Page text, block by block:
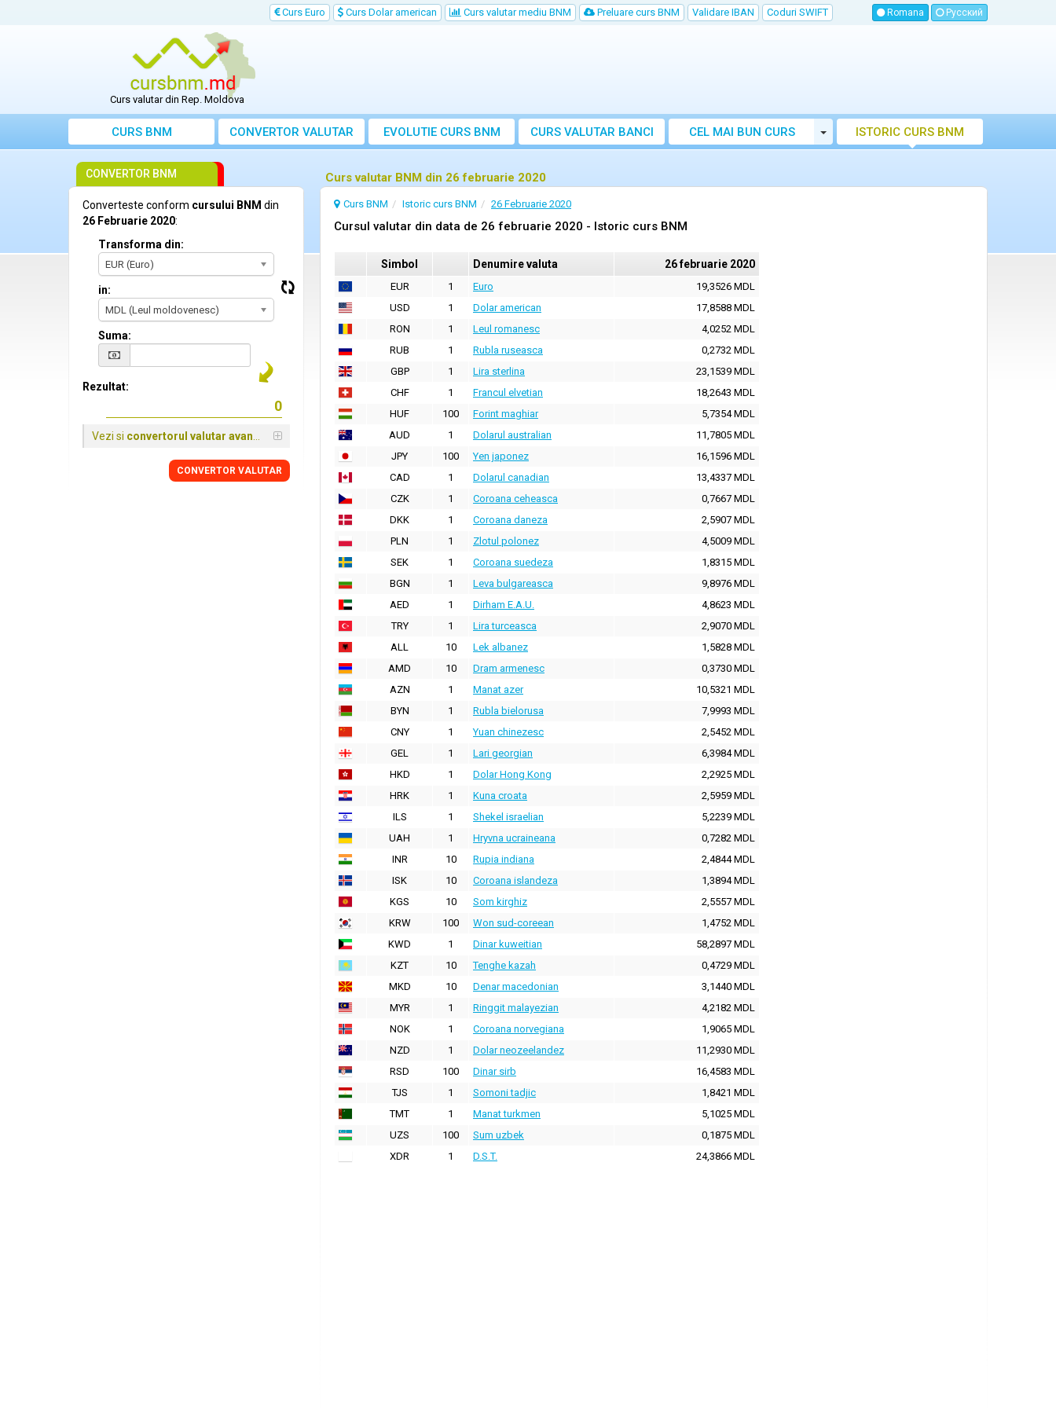
Curs Euro Curs Dolar american Curs valutar mediu BNM Preluare curs BNM Validare IBAN Coduri SWIFT Romana Русский
Curs valutar din Rep. Moldova
CURS BNM CONVERTOR VALUTAR EVOLUTIE CURS BNM CURS VALUTAR BANCI
CEL MAI BUN CURS
VALUTAR MOLDOVA
Toggle Dropdown
ISTORIC CURS BNM
Curs valutar BNM din 26 februarie 2020
Curs BNM Istoric curs BNM 26 Februarie 2020
Cursul valutar din data de 26 februarie 2020 - Istoric curs BNM
Simbol Denumire valuta 26 februarie 2020
EUR 1 Euro
19,3526 MDL
USD
1 Dolar american
17,8588 MDL
RON
1 Leul romanesc
4,0252 MDL
RUB
1 Rubla ruseasca
0,2732 MDL
GBP
1 Lira sterlina
23,1539 MDL
CHF
1 Francul elvetian
18,2643 MDL
HUF
100 Forint maghiar
5,7354 MDL
AUD
1 Dolarul australian
11,7805 MDL
JPY
100 Yen japonez
16,1596 MDL
CAD
1 Dolarul canadian
13,4337 MDL
CZK
1 Coroana ceheasca
0,7667 MDL
DKK
1 Coroana daneza
2,5907 MDL
PLN
1 Zlotul polonez
4,5009 MDL
SEK
1 Coroana suedeza
1,8315 MDL
BGN
1 Leva bulgareasca
9,8976 MDL
AED
1 Dirham E.A.U.
4,8623 MDL
TRY
1 Lira turceasca
2,9070 MDL
ALL
10 Lek albanez
1,5828 MDL
AMD
10 Dram armenesc
0,3730 MDL
AZN
1 Manat azer
10,5321 MDL
BYN
1 Rubla bielorusa
7,9993 MDL
CNY
1 Yuan chinezesc
2,5452 MDL
GEL
1 Lari georgian
6,3984 MDL
HKD
1 Dolar Hong Kong
2,2925 MDL
HRK
1 Kuna croata
2,5959 MDL
ILS
1 Shekel israelian
5,2239 MDL
UAH
1 Hryvna ucraineana
0,7282 MDL
INR
10 Rupia indiana
2,4844 MDL
ISK
10 Coroana islandeza
1,3894 MDL
KGS
10 Som kirghiz
2,5557 MDL
KRW
100 Won sud-coreean
1,4752 MDL
KWD
1 Dinar kuweitian
58,2897 MDL
KZT
10 Tenghe kazah
0,4729 MDL
MKD
10 Denar macedonian
3,1440 MDL
MYR
1 Ringgit malayezian
4,2182 MDL
NOK
1 Coroana norvegiana
1,9065 MDL
NZD
1 Dolar neozeelandez
11,2930 MDL
RSD
100 Dinar sirb
16,4583 MDL
TJS
1 Somoni tadjic
1,8421 MDL
TMT
1 Manat turkmen
5,1025 MDL
UZS
100 Sum uzbek
0,1875 MDL
XDR
1 D.S.T. 24,3866 MDL
CONVERTOR BNM
Converteste conform cursului BNM din
26 Februarie 2020:
Transforma din:
EUR (Euro)
in:
MDL (Leul moldovenesc)
Suma:
Rezultat:
Vezi si convertorul valutar avansat
CONVERTOR VALUTAR